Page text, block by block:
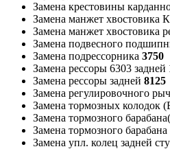
Замена крестовины
Замена манжет хвостовика
Замена манжет хвостовика
Замена подвесного
Замена подрессорника 3750
Замена рессоры 6303 задней
Замена рессоры задней 8125
Замена регулировочного
Замена тормозных колодок
Замена тормозного
Замена тормозного барабана
Замена упл. колец задней